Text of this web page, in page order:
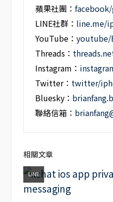
蘋果社團：
LINE社群： line.me/
YouTube：youtube/
Threads：
Instagram：
Twitter： twitter/
Bluesky：
聯絡信箱：
相關文章
LINE